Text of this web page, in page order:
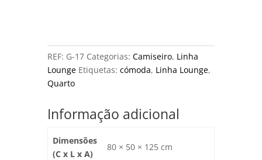
REF: G-17 Categorias: Camiseiro, Linha
Lounge Etiquetas: cómoda, Linha Lounge,
Quarto
Informação adicional
Dimensões
(C x L x A)
80 × 50 × 125 cm